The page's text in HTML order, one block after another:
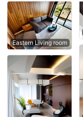
Eastern Living room